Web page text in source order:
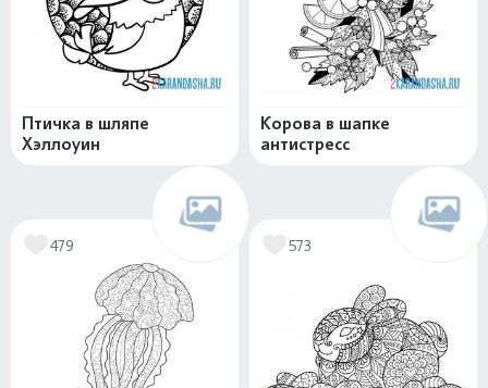
Птичка в шляпе
Хэллоуин
Корова в шапке
антистресс
479 573